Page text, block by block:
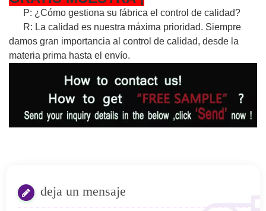
P: ¿Cómo gestiona su fábrica el control de calidad?
R: La calidad es nuestra máxima prioridad. Siempre
damos gran importancia al control de calidad, desde la
materia prima hasta el envío.
deja un mensaje